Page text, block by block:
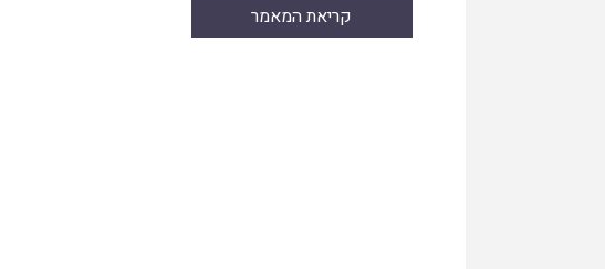
קריאת המאמר